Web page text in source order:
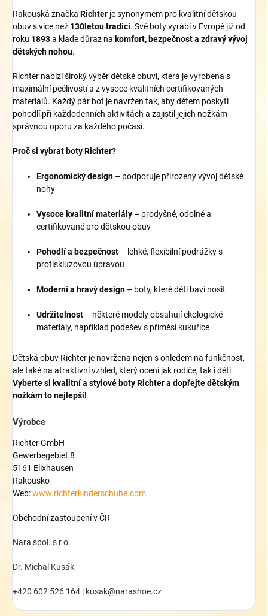
Rakouská značka Richter je synonymem pro kvalitní dětskou
obuv s více než 130letou tradicí. Své boty vyrábí v Evropě již od
roku 1893a klade důraz na komfort, bezpečnost a zdravý vývoj
dětských nohou.
Richter nabízí široký výběr dětské obuvi, která je vyrobena s
maximální pečlivostí a z vysoce kvalitních certifikovaných
materiálů. Každý pár bot je navržen tak, aby dětem poskytl
pohodlí při každodenních aktivitách a zajistil jejich nožkám
správnou oporu za každého počasí.
Proč si vybrat boty Richter?
Ergonomický design – podporuje přirozený vývoj dětské
nohy
Vysoce kvalitní materiály – prodyšné, odolné a
certifikované pro dětskou obuv
Pohodlí a bezpečnost – lehké, flexibilní podrážky s
protiskluzovou úpravou
Moderní a hravý design – boty, které děti baví nosit
Udržitelnost – některé modely obsahují ekologické
materiály, například podešev s příměsí kukuřice
Dětská obuv Richter je navržena nejen s ohledem na funkčnost,
ale také na atraktivní vzhled, který ocení jak rodiče, tak i děti.
Vyberte si kvalitní a stylové boty Richter a dopřejte dětským
nožkám to nejlepší!
Výrobce
Richter GmbH
Gewerbegebiet 8
5161 Elixhausen
Rakousko
Web:www.richterkinderschuhe.com
Obchodní zastoupení v ČR
Nara spol. s r.o.
Dr. Michal Kusák
+420 602 526 164 | kusak@narashoe.cz